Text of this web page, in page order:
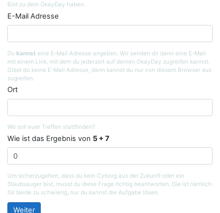
Bild zu dem OkayDay haben.
E-Mail Adresse
Du kannst eine E-Mail Adresse angeben. Wir senden dir dann eine E-Mail
mit einem Link, mit dem du jederzeit auf deinen OkayDay zugreifen kannst.
Gibst du keine E-Mail Adresse, dann kannst du nur von diesem Browser aus
zugreifen.
Ort
Wo soll euer Treffen stattfinden?
Wie ist das Ergebnis von 5 + 7
Um sicherzugehen, dass du kein Cyborg aus der Zukunft oder ein
Staubsauger bist, musst du diese Frage richtig beantworten. Die ist nämlich
für beide zu schwierig, nur du kannst die Aufgabe lösen.
Weiter